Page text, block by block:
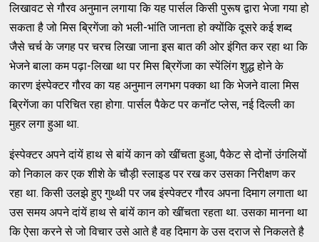
लिखावट से गौरव अनुमान लगाया कि यह पार्सल किसी पुरूष द्वारा भेजा गया हो
सकता है जो मिस ब्रिगेंजा को भली-भांति जानता हो क्‍योंकि दूसरे कई शब्‍द
जैसे चर्च के जगह पर चरच लिखा जाना इस बात की ओर इंगित कर रहा था कि
भेजने बाला कम पढ़ा-लिखा था पर मिस ब्रिगेंजा का स्‍पेंलिंग शुद्ध होने के
कारण इंस्‍पेक्‍टर गौरव का यह अनुमान लगभग पक्‍का था कि भेजने वाला मिस
ब्रिगेंजा का परिचित रहा होगा. पार्सल पैकेट पर कनॉट प्‍लेस, नई दिल्‍ली का
मुहर लगा हुआ था.
इंस्‍पेक्‍टर अपने दांयें हाथ से बांयें कान को खींचता हुआ, पैकेट से दोनों उंगलियों
को निकाल कर एक शीशे के चौड़ी स्‍लाइड पर रख कर उसका निरीक्षण कर
रहा था. किसी उलझे हुए गुथ्‍थी पर जब इंस्‍पेक्‍टर गौरव अपना दिमाग लगाता था
उस समय अपने दांयें हाथ से बांयें कान को खींचता रहता था. उसका मानना था
कि ऐसा करने से जो विचार उसे आते है वह दिमाग के उस दराज से निकलते है